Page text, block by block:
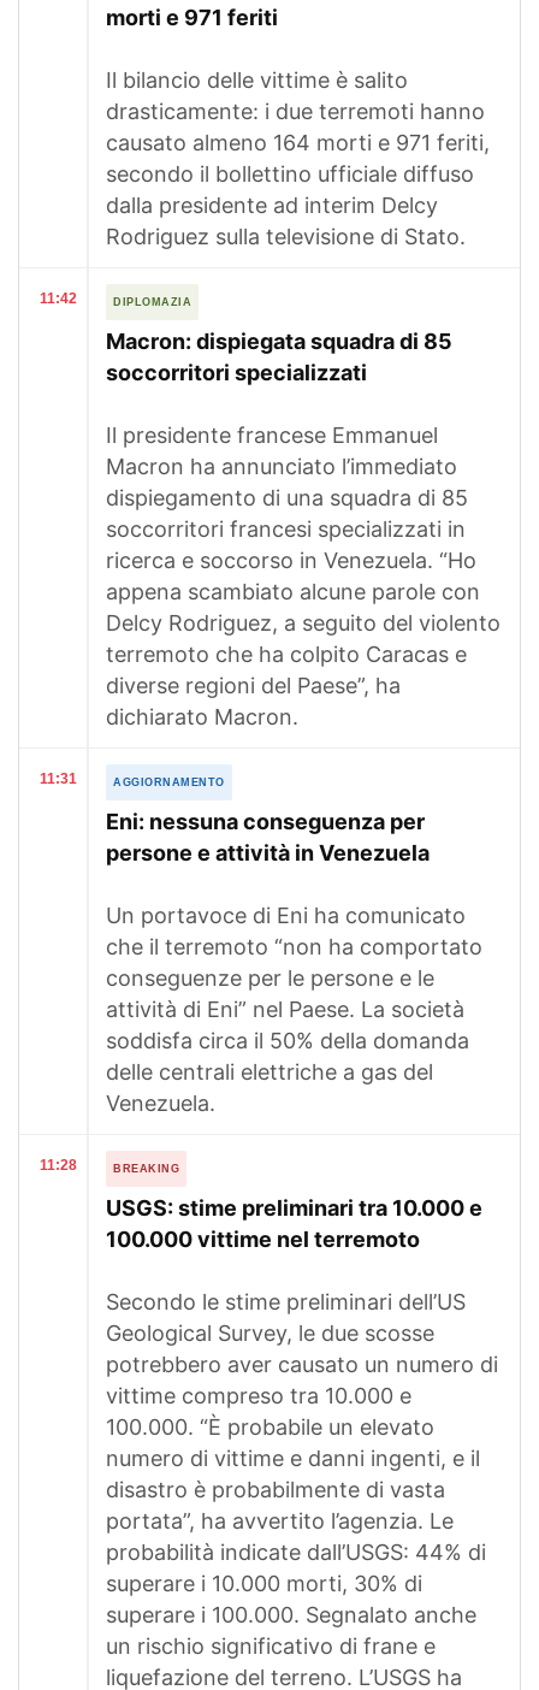
morti e 971 feriti
Il bilancio delle vittime è salito
drasticamente: i due terremoti hanno
causato almeno 164 morti e 971 feriti,
secondo il bollettino ufficiale diffuso
dalla presidente ad interim Delcy
Rodriguez sulla televisione di Stato.
11:42 DIPLOMAZIA
Macron: dispiegata squadra di 85
soccorritori specializzati
Il presidente francese Emmanuel
Macron ha annunciato l’immediato
dispiegamento di una squadra di 85
soccorritori francesi specializzati in
ricerca e soccorso in Venezuela. “Ho
appena scambiato alcune parole con
Delcy Rodriguez, a seguito del violento
terremoto che ha colpito Caracas e
diverse regioni del Paese”, ha
dichiarato Macron.
11:31 AGGIORNAMENTO
Eni: nessuna conseguenza per
persone e attività in Venezuela
Un portavoce di Eni ha comunicato
che il terremoto “non ha comportato
conseguenze per le persone e le
attività di Eni” nel Paese. La società
soddisfa circa il 50% della domanda
delle centrali elettriche a gas del
Venezuela.
11:28 BREAKING
USGS: stime preliminari tra 10.000 e
100.000 vittime nel terremoto
Secondo le stime preliminari dell’US
Geological Survey, le due scosse
potrebbero aver causato un numero di
vittime compreso tra 10.000 e
100.000. “È probabile un elevato
numero di vittime e danni ingenti, e il
disastro è probabilmente di vasta
portata”, ha avvertito l’agenzia. Le
probabilità indicate dall’USGS: 44% di
superare i 10.000 morti, 30% di
superare i 100.000. Segnalato anche
un rischio significativo di frane e
liquefazione del terreno. L’USGS ha